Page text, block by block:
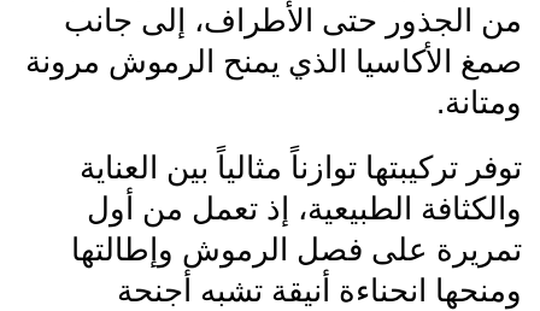
من الجذور حتى الأطراف، إلى جانب
صمغ الأكاسيا الذي يمنح الرموش مرونة
ومتانة.
توفر تركيبتها توازناً مثالياً بين العناية
والكثافة الطبيعية، إذ تعمل من أول
تمريرة على فصل الرموش وإطالتها
ومنحها انحناءة أنيقة تشبه أجنحة